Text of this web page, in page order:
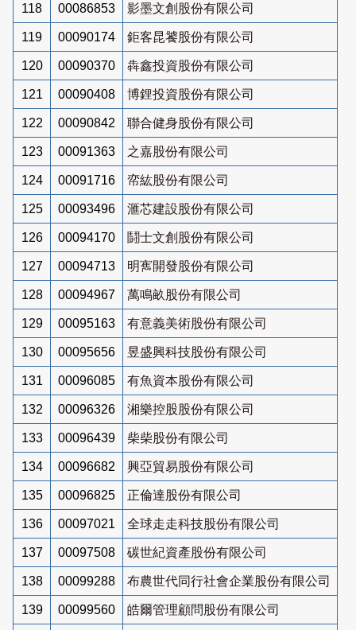
118 00086853 影墨文創股份有限公司
119 00090174 鉅客昆饕股份有限公司
120 00090370 犇鑫投資股份有限公司
121 00090408 博鋰投資股份有限公司
122 00090842 聯合健身股份有限公司
123 00091363 之嘉股份有限公司
124 00091716 帟紘股份有限公司
125 00093496 滙芯建設股份有限公司
126 00094170 鬪士文創股份有限公司
127 00094713 明寯開發股份有限公司
128 00094967 萬鳴畝股份有限公司
129 00095163 有意義美術股份有限公司
130 00095656 昱盛興科技股份有限公司
131 00096085 有魚資本股份有限公司
132 00096326 湘樂控股股份有限公司
133 00096439 柴柴股份有限公司
134 00096682 興亞貿易股份有限公司
135 00096825 正倫達股份有限公司
136 00097021 全球走走科技股份有限公司
137 00097508 碳世紀資產股份有限公司
138 00099288 布農世代同行社會企業股份有限公司
139 00099560 皓爾管理顧問股份有限公司